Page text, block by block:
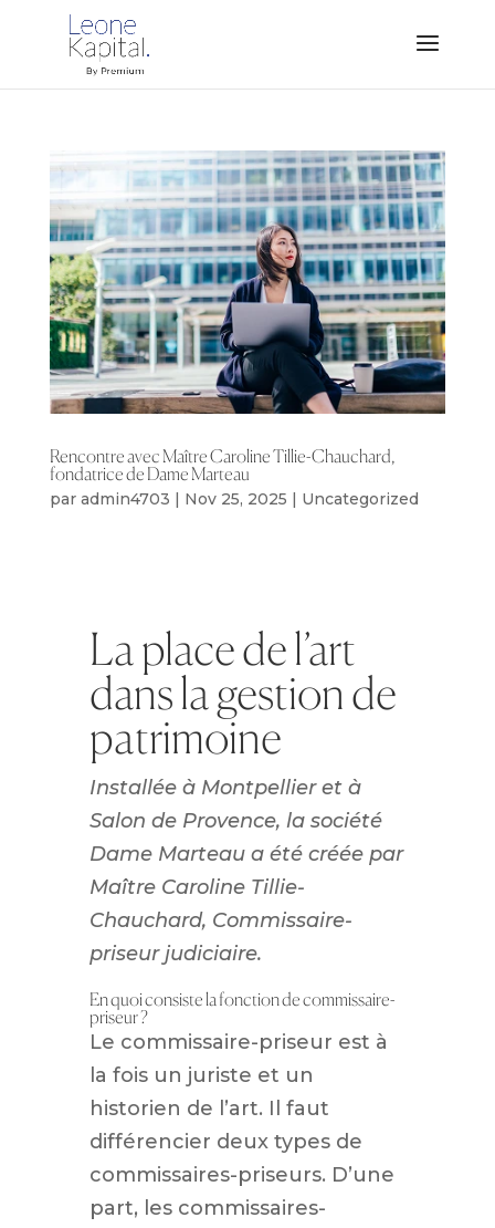
Rencontre avec Maître Caroline Tillie-Chauchard,
fondatrice de Dame Marteau
par admin4703 | Nov 25, 2025 | Uncategorized
La place de l’art
dans la gestion de
patrimoine
Installée à Montpellier et à
Salon de Provence, la société
Dame Marteau a été créée par
Maître Caroline Tillie-
Chauchard, Commissaire-
priseur judiciaire.
En quoi consiste la fonction de commissaire-
priseur ?
Le commissaire-priseur est à
la fois un juriste et un
historien de l’art. Il faut
différencier deux types de
commissaires-priseurs. D’une
part, les commissaires-